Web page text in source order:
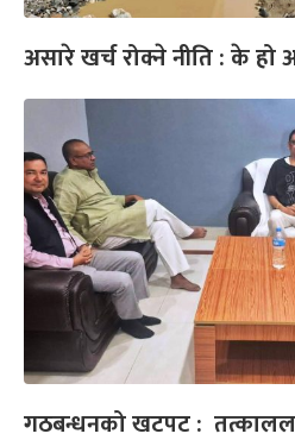
असारे खर्च रोक्ने नीति : के हो
गठबन्धनको खटपट :